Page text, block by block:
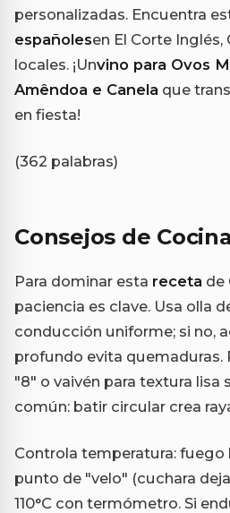
personalizadas. Encuentra
españolesen El Corte
locales. ¡Unvino para Ovos
Amêndoa e Canela que
en fiesta!
(362 palabras)
Consejos de
Para dominar esta receta de
paciencia es clave. Usa olla
conducción uniforme; si no,
profundo evita quemaduras.
"8" o vaivén para textura lisa
común: batir circular crea
Controla temperatura: fuego
punto de "velo" (cuchara
110°C con termómetro. Si